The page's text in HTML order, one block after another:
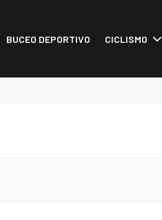
BUCEO DEPORTIVO CICLISMO